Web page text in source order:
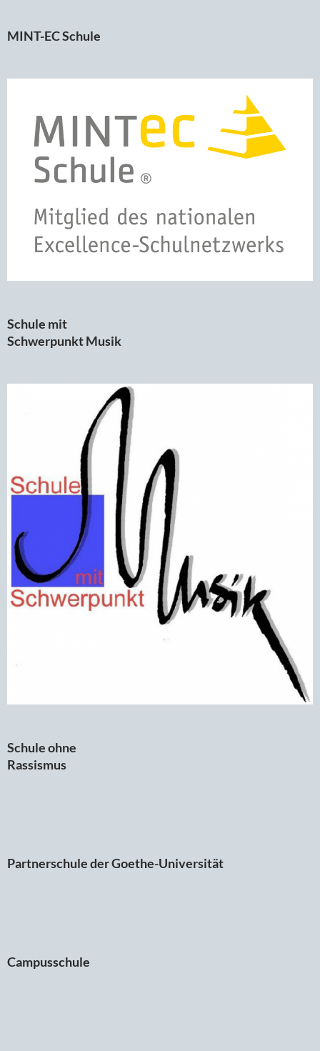
MINT-EC Schule
Schule mit
Schwerpunkt Musik
Schule ohne
Rassismus
Partnerschule der Goethe-Universität
Campusschule